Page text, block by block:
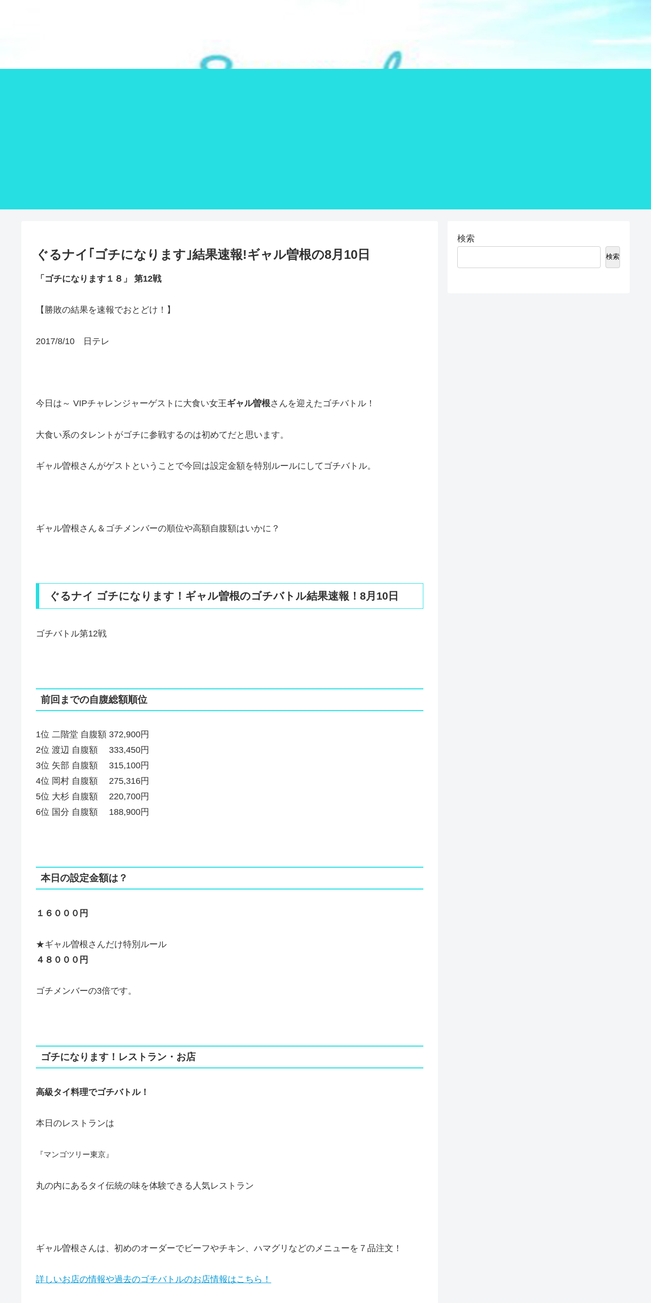
ぐるナイ｢ゴチになります｣結果速報!ギャル曽根の8月10日
「ゴチになります１８」 第12戦
【勝敗の結果を速報でおとどけ！】
2017/8/10 日テレ
今日は～ VIPチャレンジャーゲストに大食い女王ギャル曽根さんを迎えたゴチバトル！
大食い系のタレントがゴチに参戦するのは初めてだと思います。
ギャル曽根さんがゲストということで今回は設定金額を特別ルールにしてゴチバトル。
ギャル曽根さん＆ゴチメンバーの順位や高額自腹額はいかに？
ぐるナイ ゴチになります！ギャル曽根のゴチバトル結果速報！8月10日
ゴチバトル第12戦
前回までの自腹総額順位
1位 二階堂 自腹額 372,900円
2位 渡辺 自腹額 333,450円
3位 矢部 自腹額 315,100円
4位 岡村 自腹額 275,316円
5位 大杉 自腹額 220,700円
6位 国分 自腹額 188,900円
本日の設定金額は？
１６０００円
★ギャル曽根さんだけ特別ルール
４８０００円
ゴチメンバーの3倍です。
ゴチになります！レストラン・お店
高級タイ料理でゴチバトル！
本日のレストランは
『マンゴツリー東京』
丸の内にあるタイ伝統の味を体験できる人気レストラン
ギャル曽根さんは、初めのオーダーでビーフやチキン、ハマグリなどのメニューを７品注文！
詳しいお店の情報や過去のゴチバトルのお店情報はこちら！
検索
検索